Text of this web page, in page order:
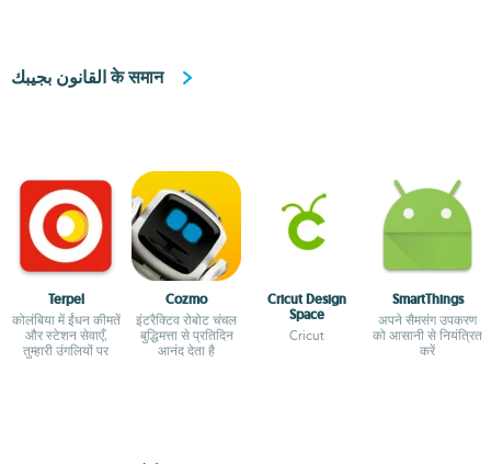
القانون بجيبك के समान
Terpel
कोलंबिया में ईंधन कीमतें
और स्टेशन सेवाएँ,
तुम्हारी उंगलियों पर
Cozmo
इंटरैक्टिव रोबोट चंचल
बुद्धिमत्ता से प्रतिदिन
आनंद देता है
Cricut Design
Space
Cricut
Smart​Things
अपने सैमसंग उपकरण
को आसानी से नियंत्रित
करें